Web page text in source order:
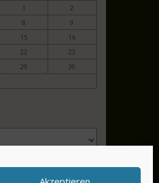
1
2
8
9
15
16
22
23
29
30